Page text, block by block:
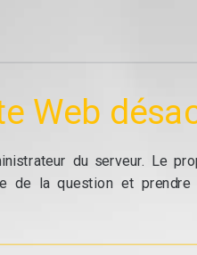
Web
du serveur. Le
de la question et